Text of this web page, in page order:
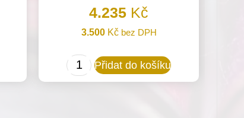
4.235 Kč
3.500 Kčbez DPH
Šicí
sada
Přidat do košíku